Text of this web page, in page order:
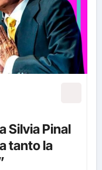
sincera
Pinal y
de partir”